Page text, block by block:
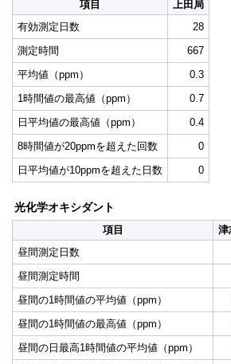
項目
上田局
有効測定日数
28
測定時間
667
平均値（ppm）
0.3
1時間値の最高値（ppm）
0.7
日平均値の最高値（ppm）
0.4
8時間値が20ppmを超えた回数
0
日平均値が10ppmを超えた日数
0
光化学オキシダント
項目
津
昼間測定日数
昼間測定時間
昼間の1時間値の平均値（ppm）
昼間の1時間値の最高値（ppm）
昼間の日最高1時間値の平均値（ppm）